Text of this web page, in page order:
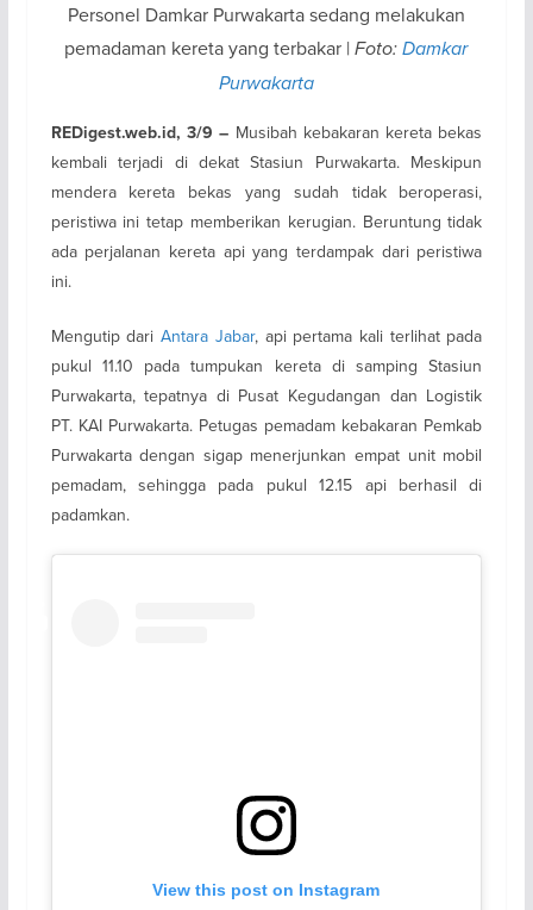
Personel Damkar Purwakarta sedang melakukan
pemadaman kereta yang terbakar |Foto:Damkar
Purwakarta
REDigest.web.id, 3/9 – Musibah kebakaran kereta bekas
kembali terjadi di dekat Stasiun Purwakarta. Meskipun
mendera kereta bekas yang sudah tidak beroperasi,
peristiwa ini tetap memberikan kerugian. Beruntung tidak
ada perjalanan kereta api yang terdampak dari peristiwa
ini.
Mengutip dariAntara Jabar, api pertama kali terlihat pada
pukul 11.10 pada tumpukan kereta di samping Stasiun
Purwakarta, tepatnya di Pusat Kegudangan dan Logistik
PT. KAI Purwakarta. Petugas pemadam kebakaran Pemkab
Purwakarta dengan sigap menerjunkan empat unit mobil
pemadam, sehingga pada pukul 12.15 api berhasil di
padamkan.
View this post on Instagram